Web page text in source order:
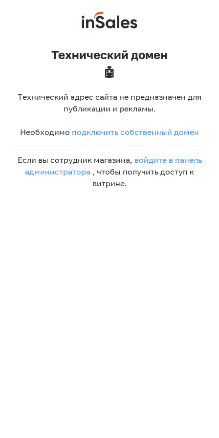
Технический домен
🤖
Технический адрес сайта не предназначен для
публикации и рекламы.
Необходимо подключить собственный домен
Если вы сотрудник магазина, войдите в панель
администратора , чтобы получить доступ к
витрине.